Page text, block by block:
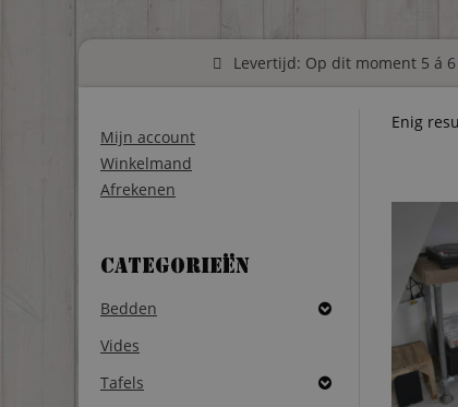
Levertijd: Op dit moment 5 á
Mijn account
Winkelmand
Afrekenen
Categorieën
Bedden
Vides
Tafels
Enig